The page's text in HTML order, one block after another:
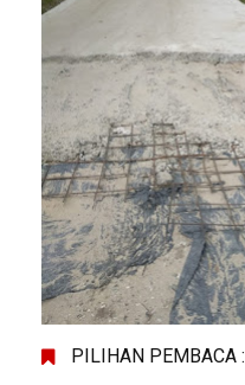
PILIHAN PEMBACA :